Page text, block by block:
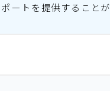
ートを提供することが